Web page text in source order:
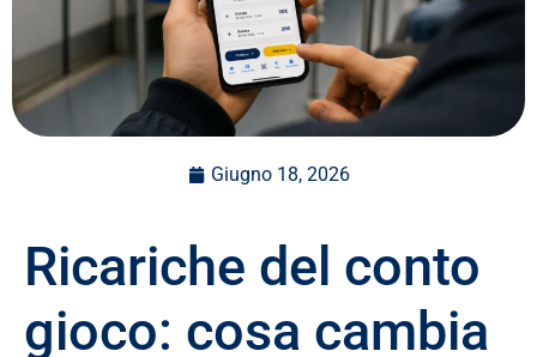
Giugno 18, 2026
Ricariche del conto
gioco: cosa cambia